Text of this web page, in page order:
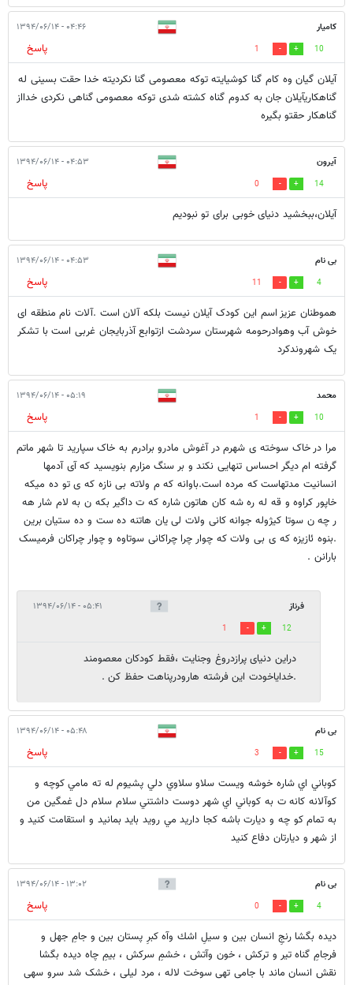
کامیار ۰۴:۴۶ - ۱۳۹۴/۰۶/۱۴
10
1
پاسخ
آیلان گیان وه کام گنا کوشیایته توکه معصومی گنا نکردیته خدا حقت بسینی له
گناهکاریآیلان جان به کدوم گناه کشته شدی توکه معصومی گناهی نکردی خدااز
گناهکار حقتو بگیره
آیرون ۰۴:۵۳ - ۱۳۹۴/۰۶/۱۴
14
0
پاسخ
آیلان،ببخشید دنیای خوبی برای تو نبودیم
بی نام ۰۴:۵۳ - ۱۳۹۴/۰۶/۱۴
4
11
پاسخ
هموطنان عزیز اسم این کودک آیلان نیست بلکه آلان است .آلات نام منطقه ای
خوش آب وهوادرحومه شهرستان سردشت ازتوابع آذربایجان غربی است با تشکر
یک شهروندکرد
محمد ۰۵:۱۹ - ۱۳۹۴/۰۶/۱۴
10
1
پاسخ
مرا در خاک سوخته ی شهرم در آغوش مادرو برادرم به خاک سپارید تا شهر ماتم
گرفته ام دیگر احساس تنهایی نکند و بر سنگ مزارم بنویسید که آی آدمها
انسانیت مدتهاست که مرده است.باوانه که م ولاته بی نازه که ی تو ده میکه
خاپور کراوه و قه له ره شه کان هاتون شاره که ت داگیر بکه ن به لام شار هه
ر چه ن سوتا کیژوله جوانه کانی ولات لی یان هاتنه ده ست و ده ستیان برین
.بنوه ئازیزه که ی بی ولات که چوار چرا چراکانی سوتاوه و چوار چراکان فرمیسک
بارانن .
فرناز ۰۵:۴۱ - ۱۳۹۴/۰۶/۱۴
12
1
دراین دنیای پرازدروغ وجنایت ،فقط کودکان معصومند
.خدایاخودت این فرشته هارودرپناهت حفظ کن .
بی نام ۰۵:۴۸ - ۱۳۹۴/۰۶/۱۴
15
3
پاسخ
كوباني اي شاره خوشه ويست سلاو سلاوي دلي پشيوم له ته مامي كوچه و
كوآلانه كانه ت به كوباني اي شهر دوست داشتني سلام سلام دل غمگين من
به تمام كو چه و ديارت باشه كجا داريد مي رويد بايد بمانيد و استقامت كنيد و
از شهر و ديارتان دفاع كنيد
بی نام ۱۳:۰۲ - ۱۳۹۴/۰۶/۱۴
4
0
پاسخ
ديده بگشا رنجِ انسان بين و سيلِ اشك وآه كبرِ پستان بين و جامِ جهل و
فرجامِ گناه تير و تركش ، خون وآتش ، خشمِ سركش ، بيمِ چاه دیده بگشا
نقش انسان ماند با جامی تهی سوخت لاله ، مرد لیلی ، خشک شد سرو سهی